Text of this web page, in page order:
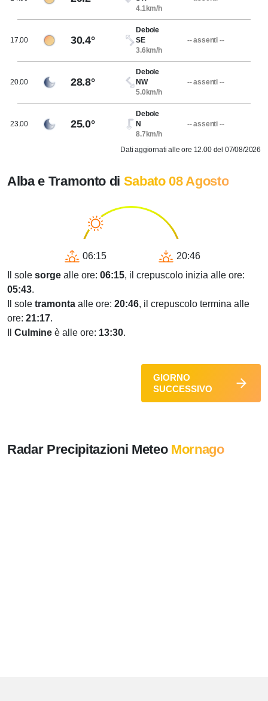
4.1km/h
17.00 30.4°
Debole
SE
3.6km/h
-- assenti --
20.00 28.8°
Debole
NW
5.0km/h
-- assenti --
23.00 25.0°
Debole
N
8.7km/h
-- assenti --
Dati aggiornati alle ore 12.00 del 07/08/2026
Alba e Tramonto di Sabato 08 Agosto
06:15
20:46
Il sole sorge alle ore: 06:15, il crepuscolo inizia alle ore:
05:43.
Il sole tramonta alle ore: 20:46, il crepuscolo termina alle
ore: 21:17.
Culmine è alle ore: 13:30.
GIORNO
SUCCESSIVO
Radar Precipitazioni Meteo Mornago